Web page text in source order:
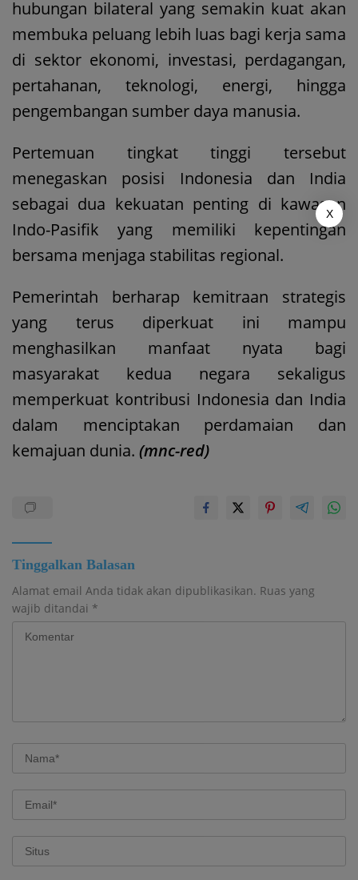
hubungan bilateral yang semakin kuat akan
membuka peluang lebih luas bagi kerja sama
di sektor ekonomi, investasi, perdagangan,
pertahanan, teknologi, energi, hingga
pengembangan sumber daya manusia.
Pertemuan tingkat tinggi tersebut
menegaskan posisi Indonesia dan India
sebagai dua kekuatan penting di kawasan
Indo-Pasifik yang memiliki kepentingan
bersama menjaga stabilitas regional.
Pemerintah berharap kemitraan strategis
yang terus diperkuat ini mampu
menghasilkan manfaat nyata bagi
masyarakat kedua negara sekaligus
memperkuat kontribusi Indonesia dan India
dalam menciptakan perdamaian dan
kemajuan dunia. (mnc-red)
Tinggalkan Balasan
Alamat email Anda tidak akan dipublikasikan. Ruas yang
wajib ditandai *
X